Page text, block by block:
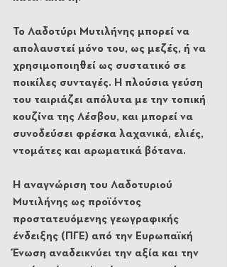
Το Λαδοτύρι Μυτιλήνης μπορεί να
απολαυστεί μόνο του, ως μεζές, ή να
χρησιμοποιηθεί ως συστατικό σε
ποικίλες συνταγές. Η πλούσια γεύση
του ταιριάζει απόλυτα με την τοπική
κουζίνα της Λέσβου, και μπορεί να
συνοδεύσει φρέσκα λαχανικά, ελιές,
ντομάτες και αρωματικά βότανα.
Η αναγνώριση του Λαδοτυριού
Μυτιλήνης ως προϊόντος
προστατευόμενης γεωγραφικής
ένδειξης (ΠΓΕ) από την Ευρωπαϊκή
Ένωση αναδεικνύει την αξία και την